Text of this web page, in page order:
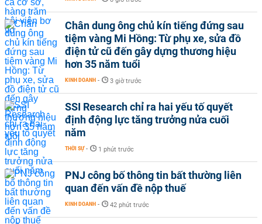
Chân dung ông chủ kín tiếng đứng sau
tiệm vàng Mi Hồng: Từ phụ xe, sửa đồ
điện tử cũ đến gây dựng thương hiệu
hơn 35 năm tuổi
KINH DOANH - 3 giờ trước
SSI Research chỉ ra hai yếu tố quyết
định động lực tăng trưởng nửa cuối
năm
THỜI SỰ - 1 phút trước
PNJ công bố thông tin bất thường liên
quan đến vấn đề nộp thuế
KINH DOANH - 42 phút trước